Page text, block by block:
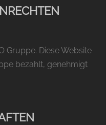
Gruppe. Diese Website
bezahlt, genehmigt